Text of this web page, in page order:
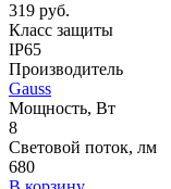
319 руб.
Класс защиты
IP65
Производитель
Gauss
Мощность, Вт
8
Световой поток, лм
680